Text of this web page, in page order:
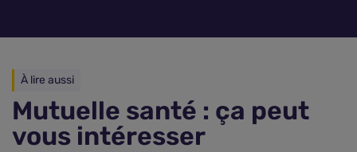
À lire aussi
Mutuelle santé : ça peut
vous intéresser